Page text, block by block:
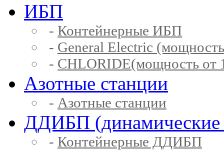
ИБП
- Контейнерные ИБП
- General Electric
- CHLORIDE(мощность от
Азотные станции
- Азотные станции
ДДИБП
- Контейнерные ДДИБП